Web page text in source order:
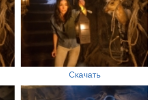
Скачать